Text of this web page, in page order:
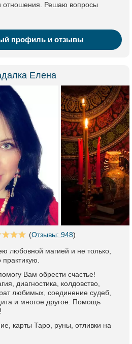
отношения. Решаю вопросы
профиль и отзывы
Елена
(Отзывы: 948)
любовной магией и не только,
Вам обрести счастье!
диагностика, колдовство,
любимых, соединение судеб,
и многое другое. Помощь
карты Таро, руны, отливки на